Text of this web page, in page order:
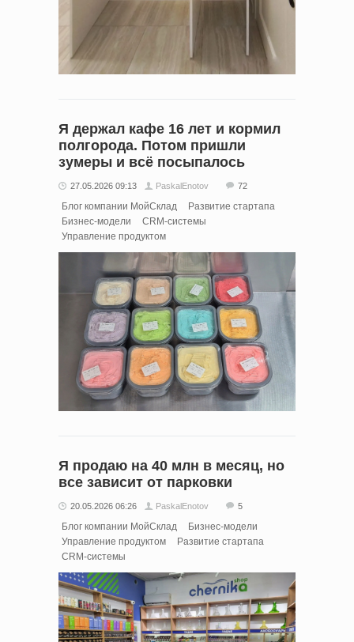
Я держал кафе 16 лет и кормил
полгорода. Потом пришли
зумеры и всё посыпалось
27.05.2026 09:13 PaskalEnotov 72
Блог компании МойСклад
Развитие стартапа
Бизнес-модели
CRM-системы
Управление продуктом
Я продаю на 40 млн в месяц, но
все зависит от парковки
20.05.2026 06:26 PaskalEnotov 5
Блог компании МойСклад
Бизнес-модели
Управление продуктом
Развитие стартапа
CRM-системы